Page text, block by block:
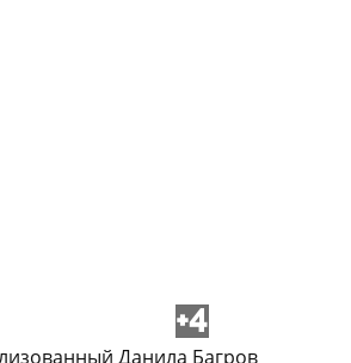
+4
Данила Багров